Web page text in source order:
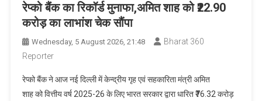
रेप्को बैंक का रिकॉर्ड मुनाफा,अमित शाह को ₹22.90
करोड़ का लाभांश चेक सौंपा
Wednesday, 5 August 2026, 21:48
Bharat 360
Reporter
रेप्को बैंक ने आज नई दिल्ली में केन्द्रीय गृह एवं सहकारिता मंत्री अमित
शाह को वित्तीय वर्ष 2025-26 के लिए भारत सरकार द्वारा धारित ₹76.32 करोड़